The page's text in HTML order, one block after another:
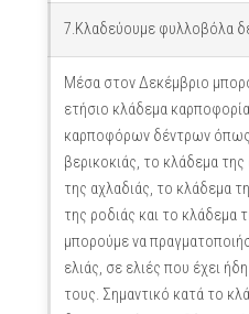
7.Κλαδεύουμε φυλλοβόλα
Μέσα στον Δεκέμβριο
ετήσιο κλάδεμα
καρποφόρων δέντρων
βερικοκιάς, το κλάδεμα
της αχλαδιάς, το κλάδεμα
της ροδιάς και το κλάδεμα
μπορούμε να
ελιάς, σε ελιές που έχει
τους. Σημαντικό κατά το